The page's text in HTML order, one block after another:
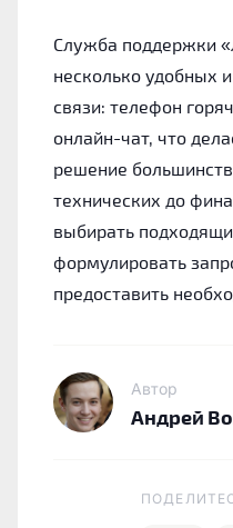
Служба поддержки
несколько удобных
связи: телефон
онлайн-чат, что
решение
технических до
выбирать
формулировать
предоставить
Автор
Андрей